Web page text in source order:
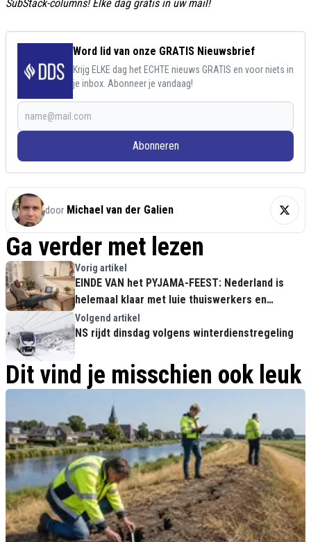
SubStack-columns! Elke dag gratis in uw mail!
Word lid van onze GRATIS Nieuwsbrief
Krijg ELKE dag het ECHTE nieuws GRATIS en voor niets in
je inbox. Abonneer je vandaag!
Abonneren
door Michael van der Galien
Ga verder met lezen
Vorig artikel
EINDE VAN het PYJAMA-FEEST: Nederland is
helemaal klaar met luie thuiswerkers en
'spookcollega's'
Volgend artikel
NS rijdt dinsdag volgens winterdienstregeling
Dit vind je misschien ook leuk